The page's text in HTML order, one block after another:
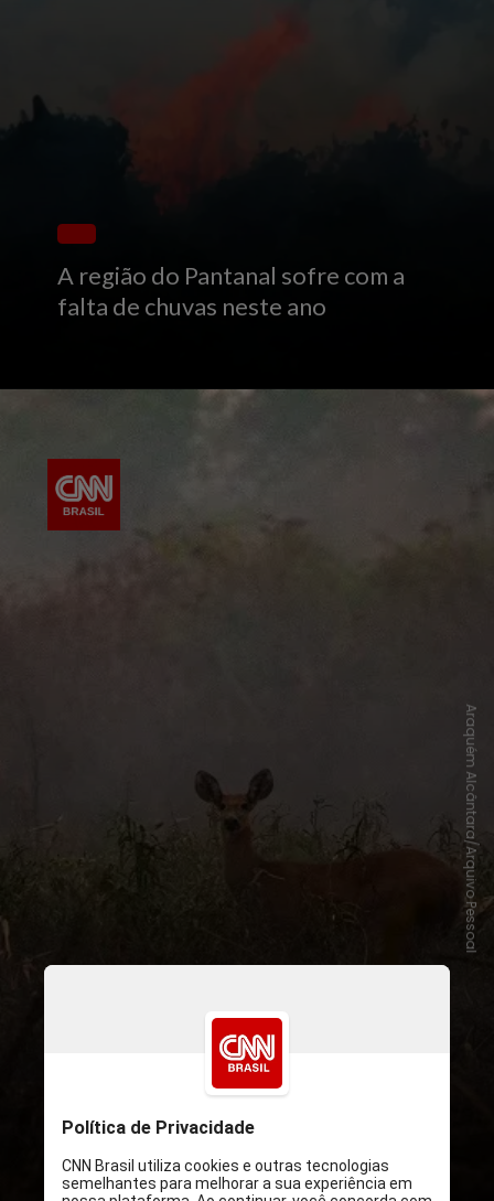
A região do Pantanal sofre com a
falta de chuvas neste ano
Uma análise da ONG WWF-Brasil
de dados do Programa de
Queimadas do Instituto Nacional de
Pesquisas Espaciais (Inpes) aponta
que o bioma registrou 880 focos de
queimadas em 2024
Araquém Alcântara/Arquivo Pessoal